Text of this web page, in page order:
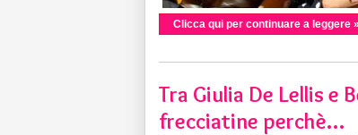
Clicca qui per continuare a leggere »
Tra Giulia De Lellis e
frecciatine perchè…